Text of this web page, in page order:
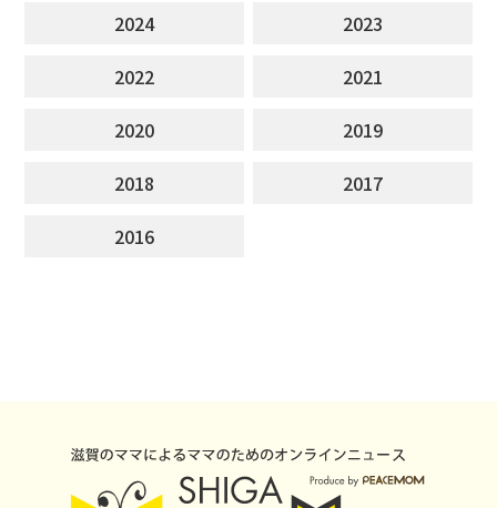
2024
2023
2022
2021
2020
2019
2018
2017
2016